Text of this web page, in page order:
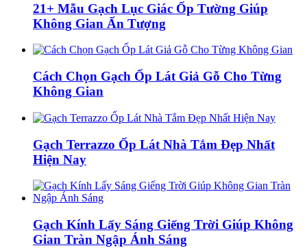
21+ Mẫu Gạch Lục Giác Ốp Tường Giúp
Không Gian Ấn Tượng
Cách Chọn Gạch Ốp Lát Giả Gỗ Cho Từng
Không Gian
Gạch Terrazzo Ốp Lát Nhà Tắm Đẹp Nhất
Hiện Nay
Gạch Kính Lấy Sáng Giếng Trời Giúp Không
Gian Tràn Ngập Ánh Sáng